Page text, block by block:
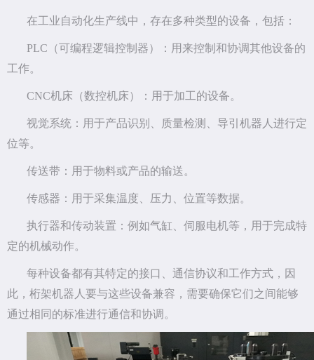
在工业自动化生产线中，存在多种类型的设备，包括：
PLC（可编程逻辑控制器）：用来控制和协调其他设备的
工作。
CNC机床（数控机床）：用于加工的设备。
视觉系统：用于产品识别、质量检测、导引机器人进行定
位等。
传送带：用于物料或产品的输送。
传感器：用于采集温度、压力、位置等数据。
执行器和传动装置：例如气缸、伺服电机等，用于完成特
定的机械动作。
每种设备都有其特定的接口、通信协议和工作方式，因
此，桁架机器人要与这些设备兼容，需要确保它们之间能够
通过相同的标准进行通信和协调。